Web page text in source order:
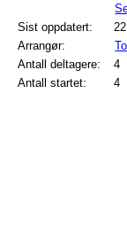
Sist oppdatert:
Arrangør:
Antall deltagere:
4
Antall startet:
4